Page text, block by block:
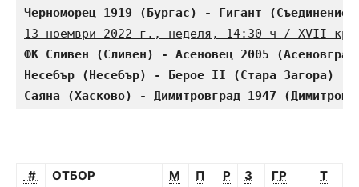
Черноморец 1919 (Бургас) - Гигант
13 ноември 2022 г., неделя, 14:30 ч / XVII
ФК Сливен (Сливен) - Асеновец 2005
Несебър (Несебър) - Берое II (Стара
Саяна (Хасково) - Димитровград 1947
# ОТБОР M П Р З ГР
Т